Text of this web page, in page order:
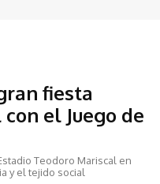
fiesta
el Juego de
Teodoro Mariscal en
y el tejido social